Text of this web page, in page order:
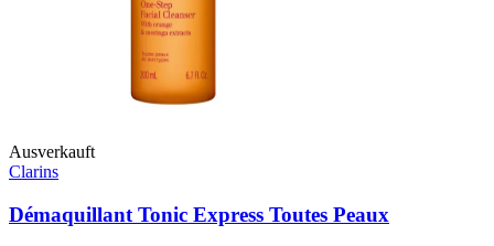
Ausverkauft
Clarins
Démaquillant Tonic Express Toutes Peaux